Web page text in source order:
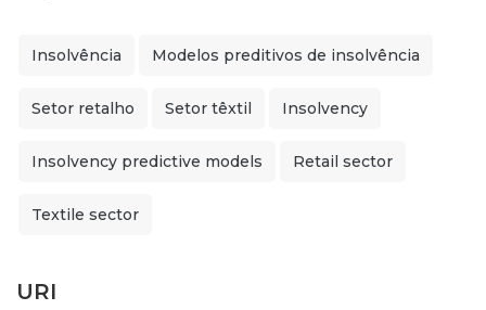
Insolvência Modelos preditivos de insolvência
Setor retalho Setor têxtil Insolvency
Insolvency predictive models Retail sector
Textile sector
URI